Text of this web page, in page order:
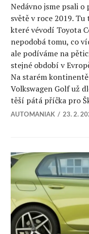
Nedávno jsme psali
světě v roce 2019.
které vévodí Toyota
nepodobá tomu, co
ale podíváme na
stejné období v
Na starém
Volkswagen Golf už
těší pátá příčka pro
AUTOMANIAK 23. 2.